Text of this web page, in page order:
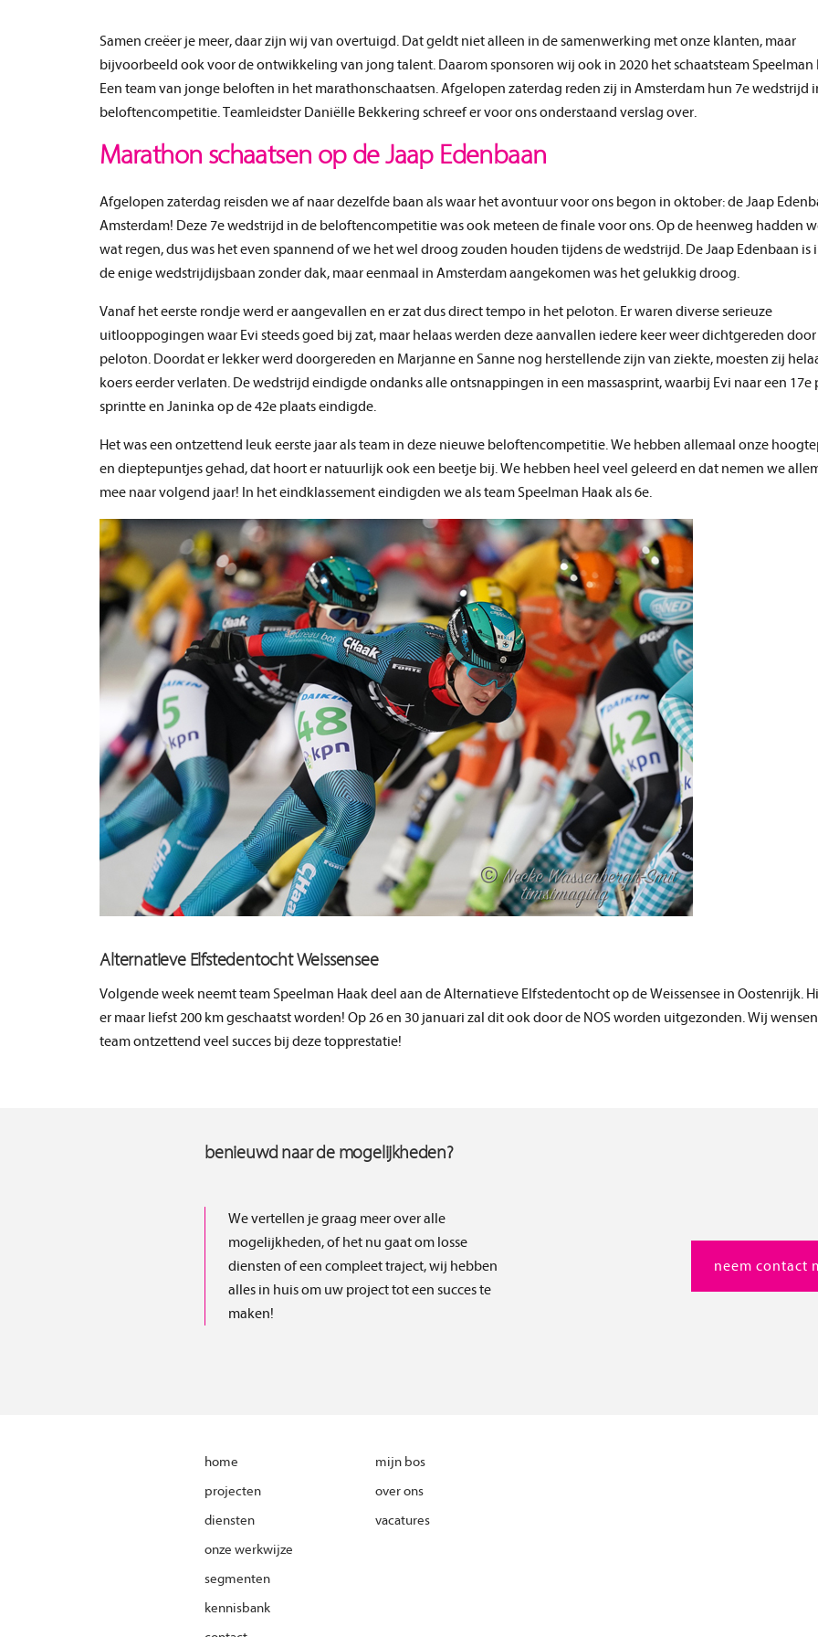
Samen creëer je meer, daar zijn wij van overtuigd. Dat geldt niet alleen in de samenwerking met onze klanten, maar
bijvoorbeeld ook voor de ontwikkeling van jong talent. Daarom sponsoren wij ook in 2020 het schaatsteam Speelman
Een team van jonge beloften in het marathonschaatsen. Afgelopen zaterdag reden zij in Amsterdam hun 7e wedstrijd
beloftencompetitie. Teamleidster Daniëlle Bekkering schreef er voor ons onderstaand verslag over.
Marathon schaatsen op de Jaap Edenbaan
Afgelopen zaterdag reisden we af naar dezelfde baan als waar het avontuur voor ons begon in oktober: de Jaap
Amsterdam! Deze 7e wedstrijd in de beloftencompetitie was ook meteen de finale voor ons. Op de heenweg hadden
wat regen, dus was het even spannend of we het wel droog zouden houden tijdens de wedstrijd. De Jaap Edenbaan is
de enige wedstrijdijsbaan zonder dak, maar eenmaal in Amsterdam aangekomen was het gelukkig droog.
Vanaf het eerste rondje werd er aangevallen en er zat dus direct tempo in het peloton. Er waren diverse serieuze
uitlooppogingen waar Evi steeds goed bij zat, maar helaas werden deze aanvallen iedere keer weer dichtgereden
peloton. Doordat er lekker werd doorgereden en Marjanne en Sanne nog herstellende zijn van ziekte, moesten zij
koers eerder verlaten. De wedstrijd eindigde ondanks alle ontsnappingen in een massasprint, waarbij Evi naar een 17e
sprintte en Janinka op de 42e plaats eindigde.
Het was een ontzettend leuk eerste jaar als team in deze nieuwe beloftencompetitie. We hebben allemaal onze
en dieptepuntjes gehad, dat hoort er natuurlijk ook een beetje bij. We hebben heel veel geleerd en dat nemen we
mee naar volgend jaar! In het eindklassement eindigden we als team Speelman Haak als 6e.
Alternatieve Elfstedentocht Weissensee
Volgende week neemt team Speelman Haak deel aan de Alternatieve Elfstedentocht op de Weissensee in Oostenrijk.
er maar liefst 200 km geschaatst worden! Op 26 en 30 januari zal dit ook door de NOS worden uitgezonden. Wij
team ontzettend veel succes bij deze topprestatie!
benieuwd naar de mogelijkheden?
We vertellen je graag meer over alle
mogelijkheden, of het nu gaat om losse
diensten of een compleet traject, wij hebben
alles in huis om uw project tot een succes te
maken!
neem contact
home
projecten
diensten
onze werkwijze
segmenten
kennisbank
mijn bos
over ons
vacatures